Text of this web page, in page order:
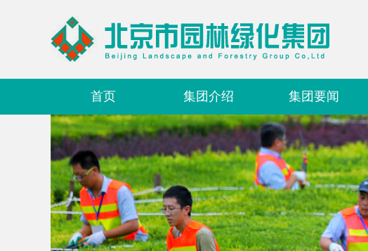
首页 集团介绍 集团要闻